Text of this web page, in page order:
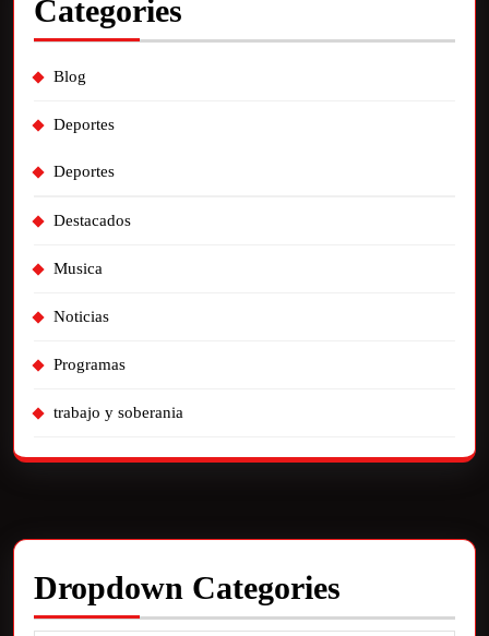
Categories
Blog
Deportes
Deportes
Destacados
Musica
Noticias
Programas
trabajo y soberania
Dropdown Categories